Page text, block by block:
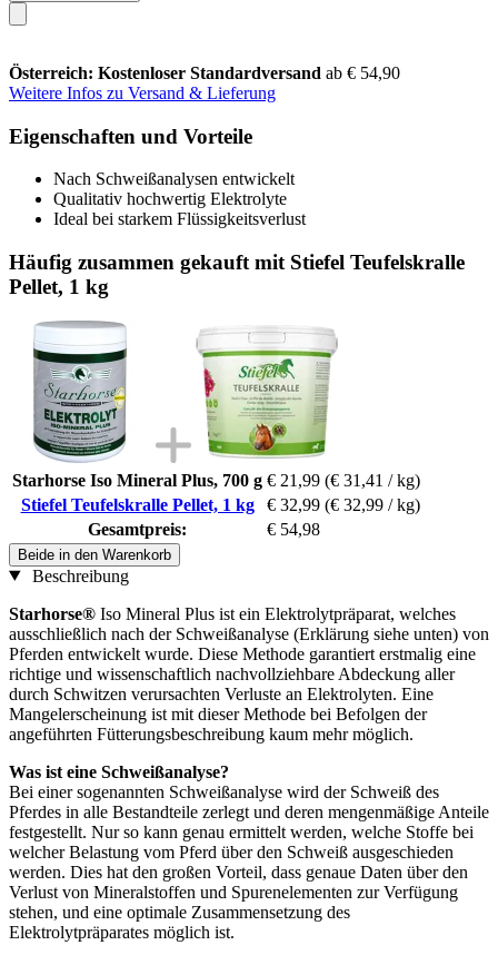
Österreich: Kostenloser Standardversand ab € 54,90
Weitere Infos zu Versand & Lieferung
Eigenschaften und Vorteile
Nach Schweißanalysen entwickelt
Qualitativ hochwertig Elektrolyte
Ideal bei starkem Flüssigkeitsverlust
Häufig zusammen gekauft mit Stiefel Teufelskralle
Pellet, 1 kg
Starhorse Iso Mineral Plus, 700 g € 21,99 (€ 31,41 / kg)
Stiefel Teufelskralle Pellet, 1 kg
€ 32,99 (€ 32,99 / kg)
Gesamtpreis:
€ 54,98
Beide in den Warenkorb
Beschreibung
Starhorse® Iso Mineral Plus ist ein Elektrolytpräparat, welches
ausschließlich nach der Schweißanalyse (Erklärung siehe unten) von
Pferden entwickelt wurde. Diese Methode garantiert erstmalig eine
richtige und wissenschaftlich nachvollziehbare Abdeckung aller
durch Schwitzen verursachten Verluste an Elektrolyten. Eine
Mangelerscheinung ist mit dieser Methode bei Befolgen der
angeführten Fütterungsbeschreibung kaum mehr möglich.
Was ist eine Schweißanalyse?
Bei einer sogenannten Schweißanalyse wird der Schweiß des
Pferdes in alle Bestandteile zerlegt und deren mengenmäßige Anteile
festgestellt. Nur so kann genau ermittelt werden, welche Stoffe bei
welcher Belastung vom Pferd über den Schweiß ausgeschieden
werden. Dies hat den großen Vorteil, dass genaue Daten über den
Verlust von Mineralstoffen und Spurenelementen zur Verfügung
stehen, und eine optimale Zusammensetzung des
Elektrolytpräparates möglich ist.